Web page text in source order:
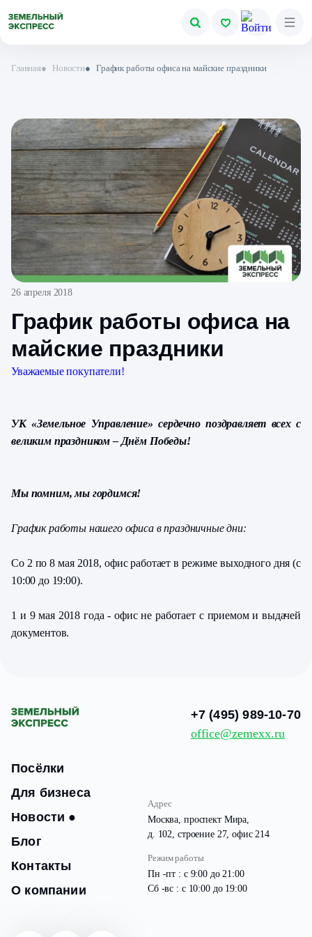
Главная● Новости● График работы офиса на майские праздники
26 апреля 2018
График работы офиса на
майские праздники
Уважаемые покупатели!
УК «Земельное Управление» сердечно поздравляет всех с
великим праздником – Днём Победы!
Мы помним, мы гордимся!
График работы нашего офиса в праздничные дни:
Со 2 по 8 мая 2018, офис работает в режиме выходного дня (с
10:00 до 19:00).
1 и 9 мая 2018 года - офис не работает с приемом и выдачей
документов.
Посёлки
Для бизнеса
Новости ●
Блог
Контакты
О компании
Адрес
Москва, проспект Мира,
д. 102, строение 27, офис 214
Режим работы
Пн -пт : с 9:00 до 21:00
Сб -вс : с 10:00 до 19:00
+7 (495) 989-10-70
office@zemexx.ru